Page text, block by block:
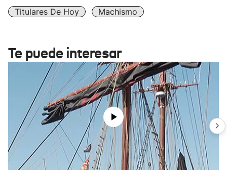
Titulares De Hoy
Machismo
Te puede interesar